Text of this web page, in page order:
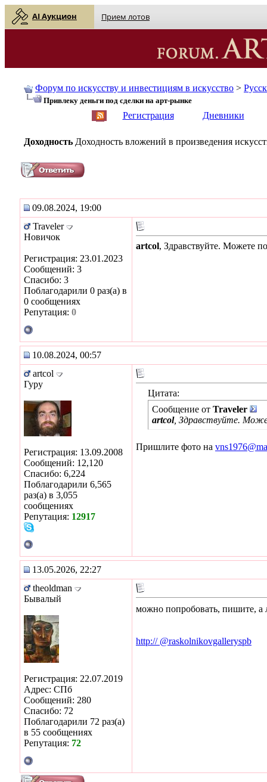
AI Аукцион Прием лотов
Форум по искусству и инвестициям в искусство >
Привлеку деньги под сделки на арт-рынке
Регистрация Дневники
Доходность Доходность вложений в произведения
09.08.2024, 19:00
Traveler
Новичок
Регистрация: 23.01.2023
Сообщений: 3
Спасибо: 3
Поблагодарили 0 раз(а) в
0 сообщениях
Репутация: 0
artcol, Здравствуйте. Можете
10.08.2024, 00:57
artcol
Гуру
Регистрация: 13.09.2008
Сообщений: 12,120
Спасибо: 6,224
Поблагодарили 6,565
раз(а) в 3,055
сообщениях
Репутация: 12917
Цитата:
Сообщение от Traveler
artcol, Здравствуйте.
Пришлите фото на
13.05.2026, 22:27
theoldman
Бывалый
Регистрация: 22.07.2019
Адрес: СПб
Сообщений: 280
Спасибо: 72
Поблагодарили 72 раз(а)
в 55 сообщениях
Репутация: 72
можно попробовать, пишите, а
http:// @raskolnikovgalleryspb